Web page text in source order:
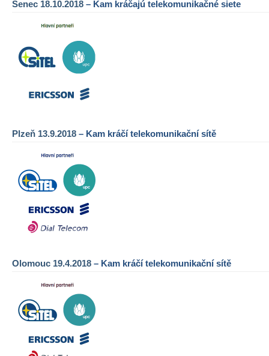
Senec 18.10.2018 – Kam kráčajú telekomunikačné siete
Plzeň 13.9.2018 – Kam kráčí telekomunikační sítě
Olomouc 19.4.2018 – Kam kráčí telekomunikační sítě